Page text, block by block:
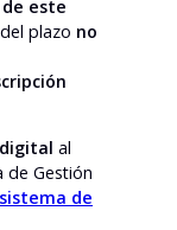
este
plazo no
al
de Gestión
de